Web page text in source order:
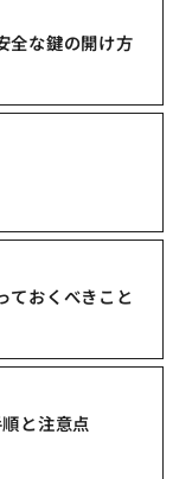
全な鍵の開け方
ておくべきこと
と注意点